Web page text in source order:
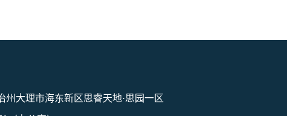
州大理市海东新区思睿天地·思园一区